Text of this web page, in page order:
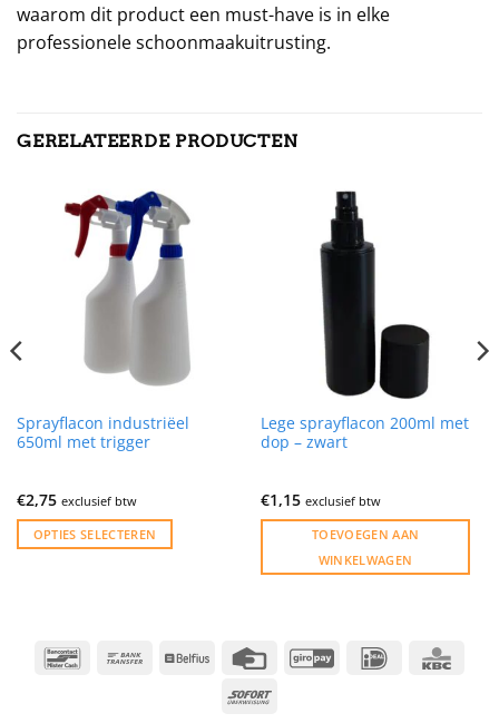
waarom dit product een must-have is in elke
professionele schoonmaakuitrusting.
GERELATEERDE PRODUCTEN
Sprayflacon industriëel
650ml met trigger
€2,75 exclusief btw
OPTIES SELECTEREN
meerdere
Lege sprayflacon 200ml met
dop – zwart
€1,15 exclusief btw
TOEVOEGEN AAN
WINKELWAGEN
BancontactBank
Belfius
Credit
GiroPay IDeal
Sofort